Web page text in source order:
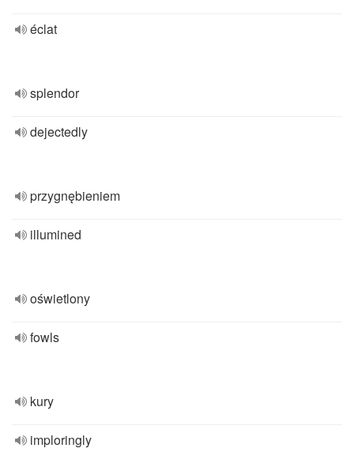
éclat
splendor
dejectedly
przygnębieniem
illumined
oświetlony
fowls
kury
imploringly